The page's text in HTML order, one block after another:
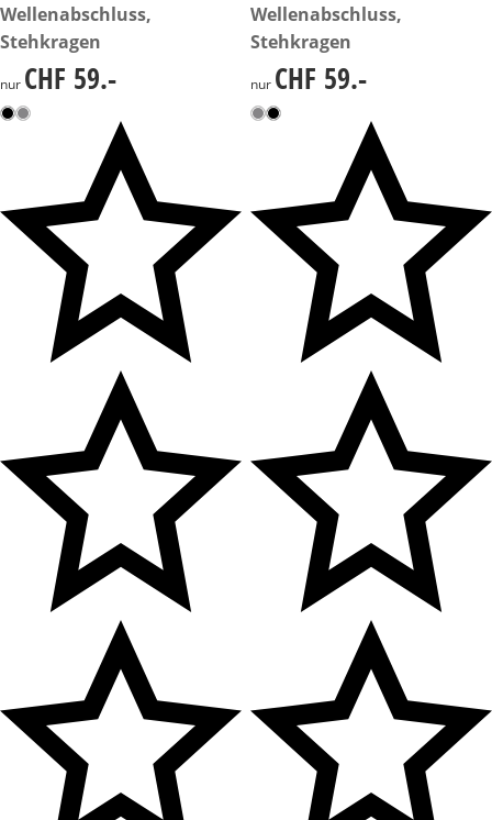
Wellenabschluss,
Stehkragen
CHF 59.-
nur CHF 59.-
Wellenabschluss,
Stehkragen
CHF 59.-
nur CHF 59.-